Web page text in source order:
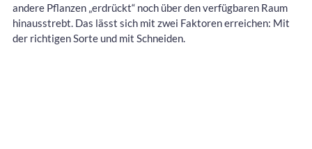
andere Pflanzen „erdrückt“ noch über den verfügbaren Raum
hinausstrebt. Das lässt sich mit zwei Faktoren erreichen: Mit
der richtigen Sorte und mit Schneiden.